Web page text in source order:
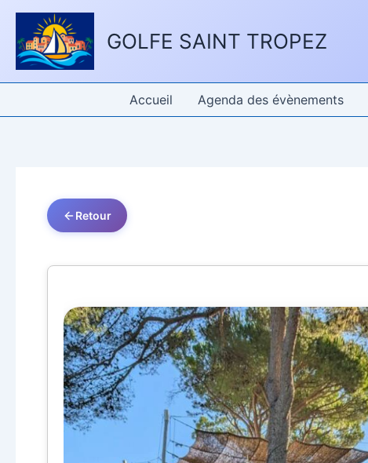
Panneau de gestion des cookies
Aller
contenu
GOLFE SAINT TROPEZ
Accueil Agenda des évènements
Retour